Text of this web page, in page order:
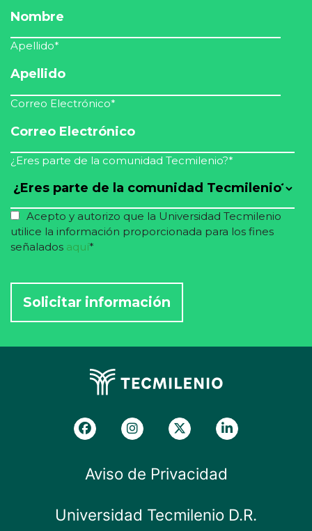
Apellido*
Correo Electrónico*
¿Eres parte de la comunidad Tecmilenio?*
Acepto y autorizo que la Universidad Tecmilenio
utilice la información proporcionada para los fines
señalados aquí*
Aviso de Privacidad
Universidad Tecmilenio D.R.